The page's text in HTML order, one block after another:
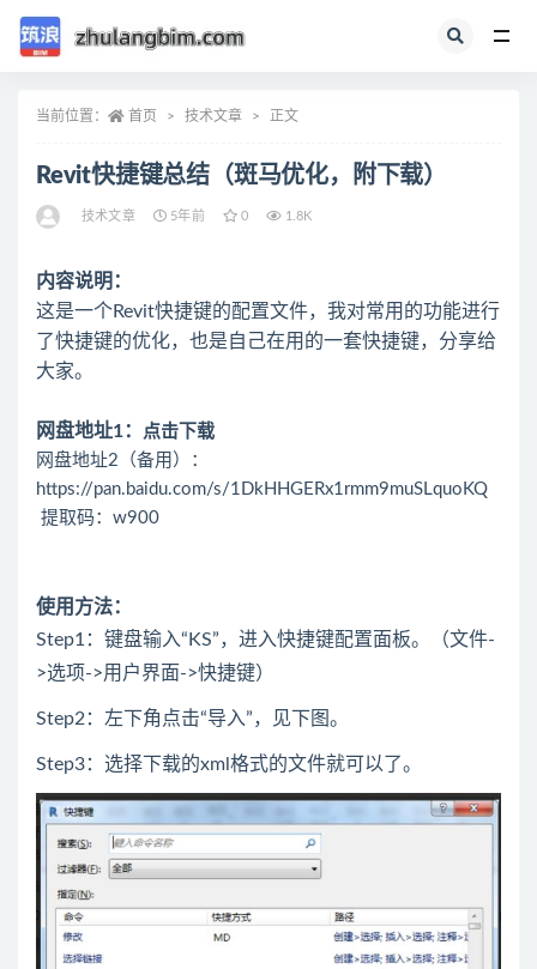
当前位置： 首页 技术文章 正文
Revit快捷键总结（斑马优化，附下载）
技术文章 5年前 0 1.8K
内容说明：
这是一个Revit快捷键的配置文件，我对常用的功能进行
了快捷键的优化，也是自己在用的一套快捷键，分享给
大家。
网盘地址1： 点击下载
网盘地址2（备用）：
https://pan.baidu.com/s/1DkHHGERx1rmm9muSLquoKQ
提取码：w900
使用方法：
Step1：键盘输入“KS”，进入快捷键配置面板。（文件-
>选项->用户界面->快捷键）
Step2：左下角点击“导入”，见下图。
Step3：选择下载的xml格式的文件就可以了。